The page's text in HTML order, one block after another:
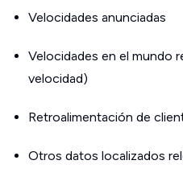
Velocidades anunciadas
Velocidades en el mundo
velocidad)
Retroalimentación de
Otros datos localizados